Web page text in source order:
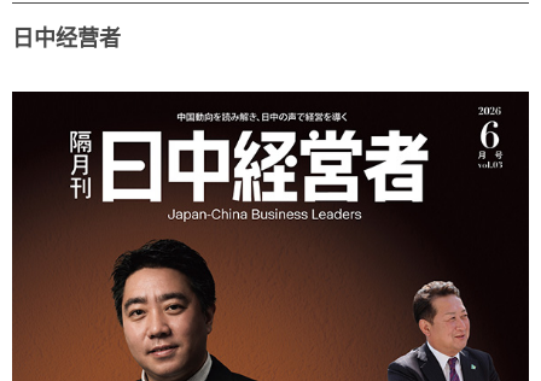
日中经营者